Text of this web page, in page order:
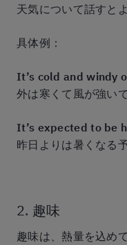
天気について話すと
具体例：
It’s cold and windy
外は寒くて風が強いで
It’s expected to be
昨日よりは暑くなる
2. 趣味
趣味は、熱量を込め